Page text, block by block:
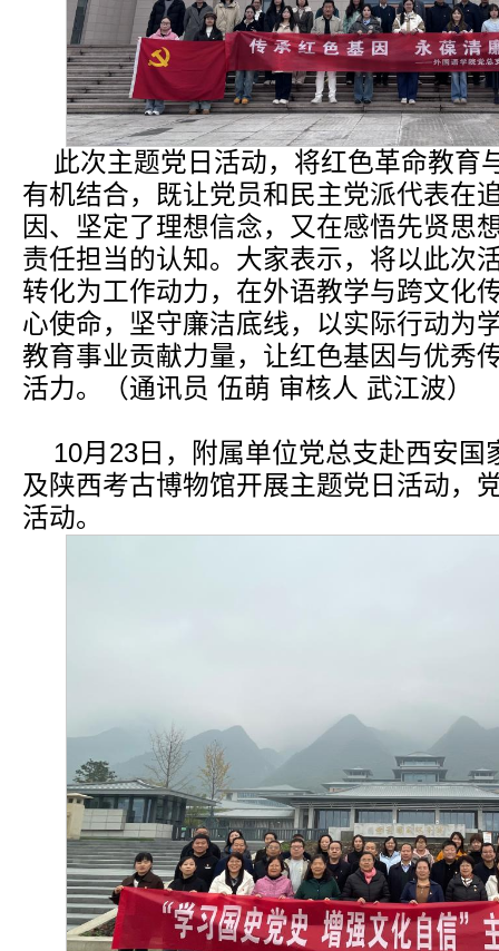
此次主题党日活动，将红色革命教育
有机结合，既让党员和民主党派代表在
因、坚定了理想信念，又在感悟先贤思
责任担当的认知。大家表示，将以此次
转化为工作动力，在外语教学与跨文化
心使命，坚守廉洁底线，以实际行动为
教育事业贡献力量，让红色基因与优秀
活力。（通讯员 伍萌 审核人 武江波）
10月23日，附属单位党总支赴西安国
及陕西考古博物馆开展主题党日活动，
活动。